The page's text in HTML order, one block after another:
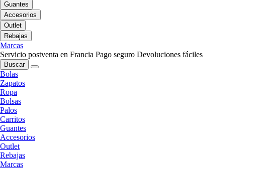
Guantes
Accesorios
Outlet
Rebajas
Marcas
Servicio postventa en Francia Pago seguro Devoluciones fáciles
Buscar
Bolas
Zapatos
Ropa
Bolsas
Palos
Carritos
Guantes
Accesorios
Outlet
Rebajas
Marcas